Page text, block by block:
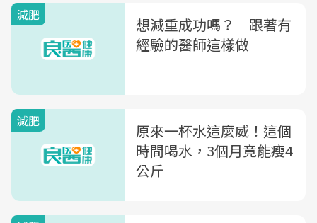
減肥
想減重成功嗎？ 跟著有
經驗的醫師這樣做
減肥
原來一杯水這麼威！這個
時間喝水，3個月竟能瘦4
公斤